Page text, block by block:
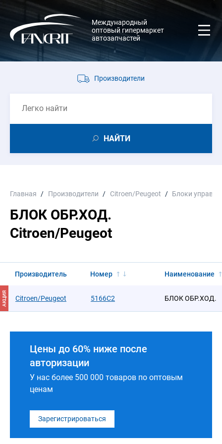
Международный
оптовый гипермаркет
автозапчастей
Производители
НАЙТИ
Главная Производители Citroen/Peugeot Блоки
БЛОК ОБР.ХОД.
Citroen/Peugeot
Производитель Номер Наименование
АКЦИЯ Citroen/Peugeot 5166C2 БЛОК ОБР.ХОД.
Цены до 60% ниже после
авторизации
У нас более 500 000 товаров по оптовым
ценам
Зарегистрироваться